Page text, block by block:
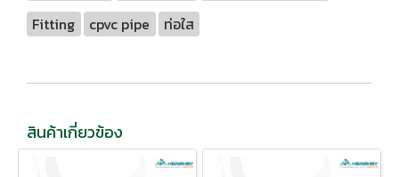
Fitting
cpvc pipe ท่อใส
สินค้าเกี่ยวข้อง